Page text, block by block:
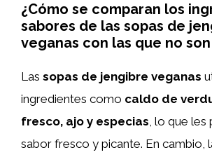
¿Cómo se comparan los
sabores de las sopas de
veganas con las que no
Las sopas de jengibre veganas
ingredientes como caldo de
fresco, ajo y especias, lo que les
sabor fresco y picante. En cambio,